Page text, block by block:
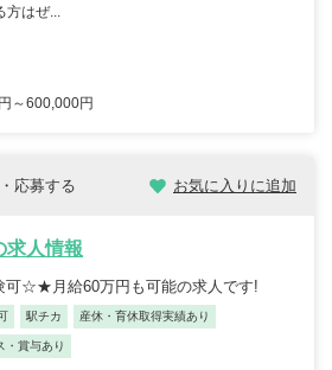
方はぜ...
～600,000円
応募する お気に入りに追加
求人情報
☆★月給60万円も可能の求人です!
駅チカ 産休・育休取得実績あり
・賞与あり